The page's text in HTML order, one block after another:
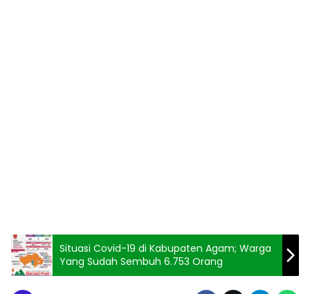
Situasi Covid-19 di Kabupaten Agam; Warga
Yang Sudah Sembuh 6.753 Orang